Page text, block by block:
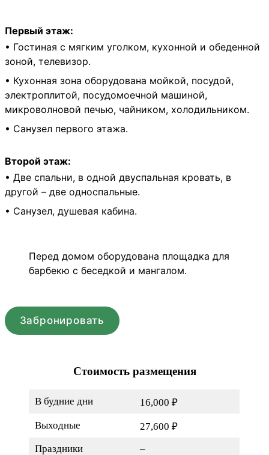
Первый этаж:
• Гостиная с мягким уголком, кухонной и обеденной
зоной, телевизор.
• Кухонная зона оборудована мойкой, посудой,
электроплитой, посудомоечной машиной,
микроволновой печью, чайником, холодильником.
• Санузел первого этажа.
Второй этаж:
• Две спальни, в одной двуспальная кровать, в
другой – две односпальные.
• Санузел, душевая кабина.
Перед домом оборудована площадка для
барбекю с беседкой и мангалом.
Забронировать
Стоимость размещения
В будние дни
16,000 ₽
Выходные
27,600 ₽
Праздники
–